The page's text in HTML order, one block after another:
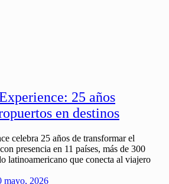
25 años
en destinos
celebra 25 años de transformar el
presencia en 11 países, más de 300
latinoamericano que conecta al viajero
mayo, 2026